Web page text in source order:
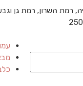
רמת השרון, רמת גן